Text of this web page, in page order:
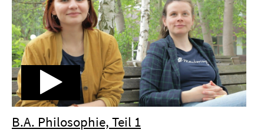
B.A. Philosophie, Teil 1